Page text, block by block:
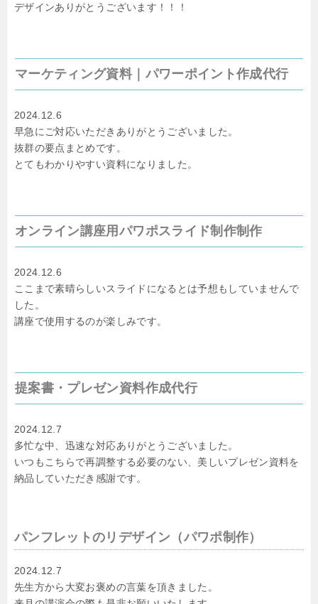
デザインありがとうございます！！！
マーケティング資料｜パワーポイント作成代行
2024.12.6
早急にご対応いただきありがとうございました。
抜群の要点まとめです。
とてもわかりやすい資料になりました。
オンライン講座用パワポスライド制作制作
2024.12.6
ここまで素晴らしいスライドになるとは予想もしていませんで
した。
講座で使用するのが楽しみです。
提案書・プレゼン資料作成代行
2024.12.7
多忙な中、迅速な対応ありがとうございました。
いつもこちらで再調整する必要のない、美しいプレゼン資料を
納品していただき感謝です。
パンフレットのリデザイン（パワポ制作）
2024.12.7
先生方から大変お褒めの言葉を頂きました。